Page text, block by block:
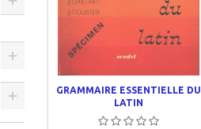
GRAMMAIRE ESSENTIELLE DU
LATIN